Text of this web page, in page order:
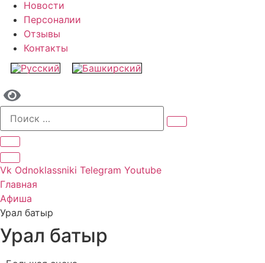
Новости
Персоналии
Отзывы
Контакты
Vk Odnoklassniki Telegram Youtube
Главная
Афиша
Урал батыр
Урал батыр